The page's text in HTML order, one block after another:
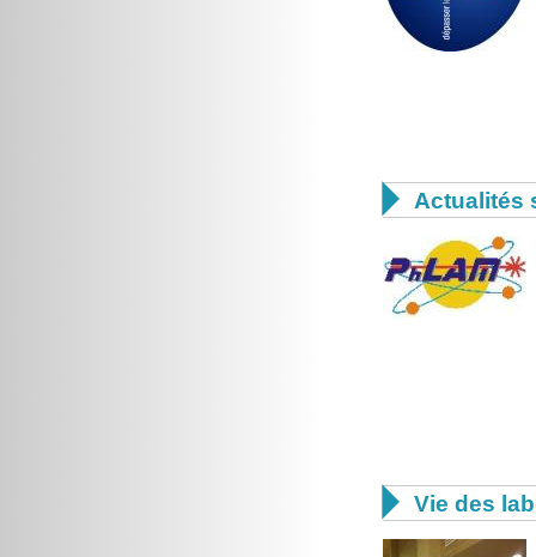
 Actualités
 Vie des